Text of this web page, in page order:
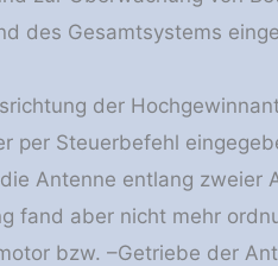
des Gesamtsystems
der
per Steuerbefehl
Antenne entlang zweier
fand aber nicht mehr
bzw. –Getriebe der